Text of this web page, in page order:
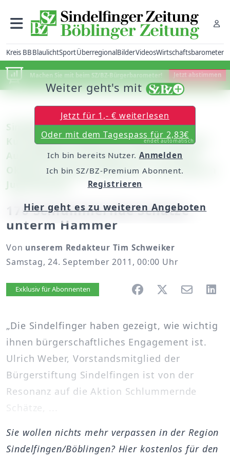
Kreis BBBlaulichtSportÜberregionalBilderVideosWirtschaftsbarometer
Machen Sie mit beim SZ/BZ-Bürgerbarometer! Jetzt abstimmen
Sindelfingen: Endspurt für die
Kunstspende-Aktion der Bürgerstiftung /
Ausstellung und Auktion von 17. bis 22.
Oktober im Breuningerland / Erlös fliest in
170 Schlummernde Schätze
unterm Hammer
Von unserem Redakteur Tim Schweiker
Samstag, 24. September 2011, 00:00 Uhr
Artikel vorlesen
Exklusiv für Abonnenten
„Die Sindelfinger haben gezeigt, wie wichtig
ihnen bürgerschaftliches Engagement ist.
Ulrich Weber, Vorstandsmitglied der
Bürgerstiftung Sindelfingen ist von der
Resonanz auf die Aktion Schlummernde
Schätze, ...
Weiter geht's mit
Jetzt für 1,- € weiterlesen
Oder mit dem Tagespass für 2,83€
endet automatisch
Ich bin bereits Nutzer. Anmelden
Ich bin SZ/BZ-Premium Abonnent.
Registrieren
Hier geht es zu weiteren Angeboten
Sie wollen nichts mehr verpassen in der Region
Sindelfingen/Böblingen? Hier kostenlos für den